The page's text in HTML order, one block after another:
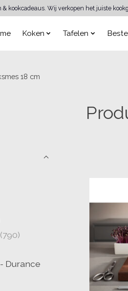
kookcadeaus. Wij verkopen het juiste
Koken Tafelen
18 cm
(790)
Durance